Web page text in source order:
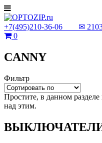
+7(495)210-36-06 ✉
0
CANNY
Фильтр
Простите, в данном
над этим.
ВЫКЛЮЧАТЕЛИ